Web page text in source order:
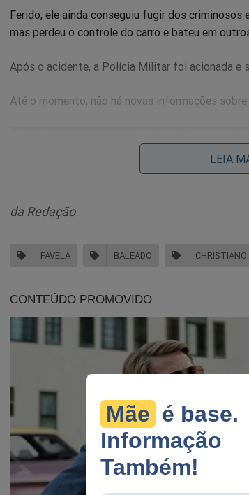
Mãe é base.
Informação
Também!
Ferido, ele ainda conseguiu fugir dos
mas perdeu o controle do carro e bateu em
Após o acidente, a Polícia Militar foi acionada e
Até o momento, não há novas informações sobre
LEIA
da Redação
FAVELA BALEADO